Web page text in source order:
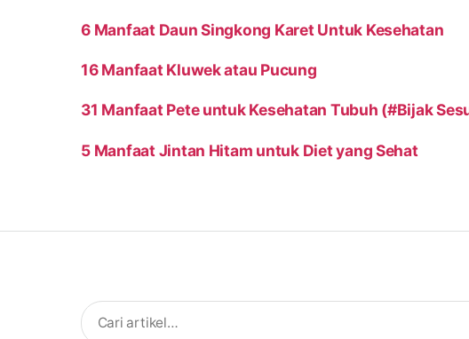
6 Manfaat Daun Singkong Karet Untuk Kesehatan
16 Manfaat Kluwek atau Pucung
31 Manfaat Pete untuk Kesehatan Tubuh (#Bijak
5 Manfaat Jintan Hitam untuk Diet yang Sehat
Search
for: